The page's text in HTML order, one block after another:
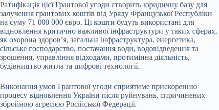
Ратифікація цієї Грантової угоди створить юридичну базу для
залучення грантових коштів від Уряду Французької Республіки
на суму 71 000 000 євро. Ці кошти будуть використані для
відновлення критично важливої інфраструктури у таких сферах,
як охорона здоров’я, загальна інфраструктура, енергетика,
сільське господарство, постачання води, водовідведення та
зрошення, управління відходами, протимінна діяльність,
будівництво житла та цифрові технології.
Виконання умов Грантової угоди сприятиме прискоренню
процесу відновлення України після руйнувань, спричинених
збройною агресією Російської Федерації.